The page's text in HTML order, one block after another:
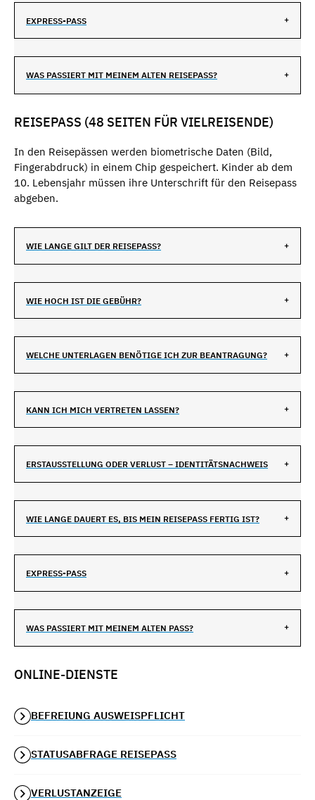
EXPRESS-PASS
WAS PASSIERT MIT MEINEM ALTEN REISEPASS?
REISEPASS (48 SEITEN FÜR VIELREISENDE)
In den Reisepässen werden biometrische Daten (Bild,
Fingerabdruck) in einem Chip gespeichert. Kinder ab dem
10. Lebensjahr müssen ihre Unterschrift für den Reisepass
abgeben.
WIE LANGE GILT DER REISEPASS?
WIE HOCH IST DIE GEBÜHR?
WELCHE UNTERLAGEN BENÖTIGE ICH ZUR BEANTRAGUNG?
KANN ICH MICH VERTRETEN LASSEN?
ERSTAUSSTELLUNG ODER VERLUST – IDENTITÄTSNACHWEIS
WIE LANGE DAUERT ES, BIS MEIN REISEPASS FERTIG IST?
EXPRESS-PASS
WAS PASSIERT MIT MEINEM ALTEN PASS?
ONLINE-DIENSTE
BEFREIUNG AUSWEISPFLICHT
STATUSABFRAGE REISEPASS
VERLUSTANZEIGE